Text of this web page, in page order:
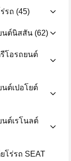
รถ (45)
นต์นิสสัน (62)
รีโอรถยนต์
นต์เปอโยต์
นต์เรโนลต์
ยโร่รถ SEAT